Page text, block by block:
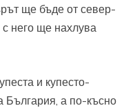
ще бъде от север-
него ще нахлува
и купесто-
България, а по-късно